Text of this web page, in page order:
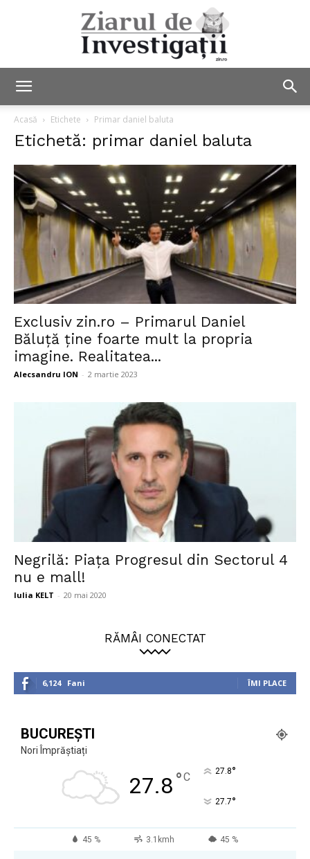
Investigații
Acasă Etichete Primar daniel baluta
Etichetă: primar daniel baluta
Exclusiv zin.ro – Primarul Daniel
Băluță ține foarte mult la propria
imagine. Realitatea...
Alecsandru ION - 2 martie 2023
Negrilă: Piața Progresul din Sectorul 4
nu e mall!
Iulia KELT - 20 mai 2020
RĂMÂI CONECTAT
6,124 Fani ÎMI PLACE
BUCUREȘTI
Nori Împrăștiați
27.8°C 27.8°
27.7°
45 % 3.1kmh 45 %